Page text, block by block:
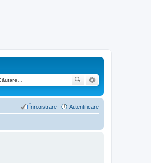
Autentificare
Înregistrare